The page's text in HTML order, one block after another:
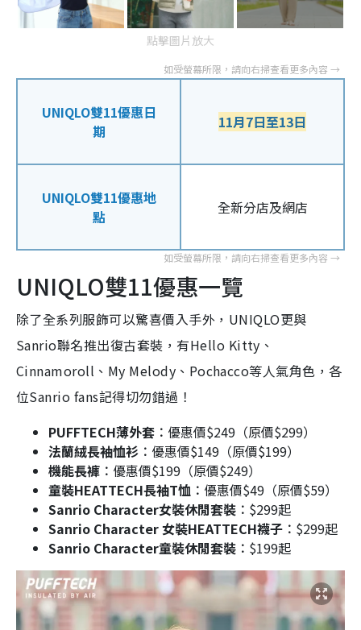
點擊圖片放大
UNIQLO雙11優惠日
期
11月7日至13日
UNIQLO雙11優惠地
點
全新分店及網店
UNIQLO雙11優惠一覽
除了全系列服飾可以驚喜價入手外，UNIQLO更與
Sanrio聯名推出復古套裝，有Hello Kitty、
Cinnamoroll、My Melody、Pochacco等人氣角色，各
位Sanrio fans記得切勿錯過！
PUFFTECH薄外套︰ 優惠價$249（原價$299）
法蘭絨長袖恤衫︰ 優惠價$149（原價$199）
機能長褲︰ 優惠價$199（原價$249）
童裝HEATTECH長袖T恤︰ 優惠價$49（原價$59）
Sanrio Character女裝休閒套裝︰ $299起
Sanrio Character 女裝HEATTECH襪子︰ $299起
Sanrio Character童裝休閒套裝︰ $199起